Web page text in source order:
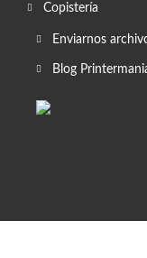
Copistería
Enviarnos
Blog